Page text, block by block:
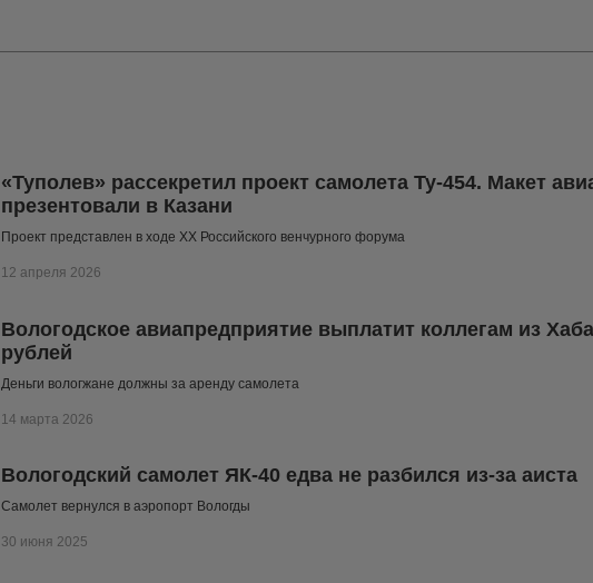
«Туполев» рассекретил проект самолета Ту-454. Макет
презентовали в Казани
Проект представлен в ходе XX Российского венчурного форума
12 апреля 2026
Вологодское авиапредприятие выплатит коллегам из
рублей
Деньги вологжане должны за аренду самолета
14 марта 2026
Вологодский самолет ЯК-40 едва не разбился из-за аиста
Самолет вернулся в аэропорт Вологды
30 июня 2025